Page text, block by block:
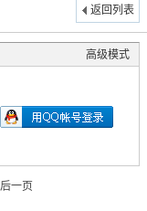
返回列表
高级模式
一页